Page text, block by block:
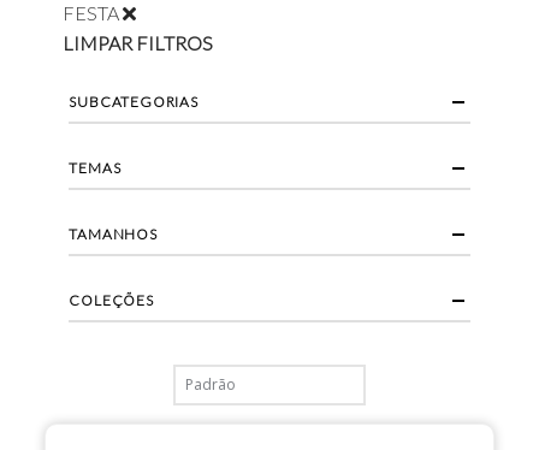
FESTA
LIMPAR FILTROS
SUBCATEGORIAS
TEMAS
TAMANHOS
COLEÇÕES